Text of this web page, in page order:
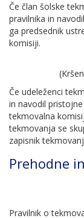
Če član šolske
pravilnika in
ga predsednik
komisiji.
Če udeleženci
in navodil
tekmovalna
tekmovanja se
zapisnik
Prehodne
Pravilnik o